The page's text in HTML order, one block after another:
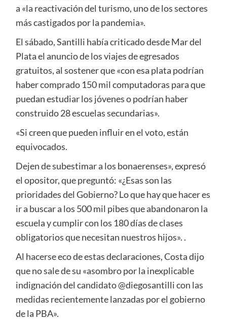
a «la reactivación del turismo, uno de los sectores
más castigados por la pandemia».
El sábado, Santilli había criticado desde Mar del
Plata el anuncio de los viajes de egresados
gratuitos, al sostener que «con esa plata podrían
haber comprado 150 mil computadoras para que
puedan estudiar los jóvenes o podrían haber
construido 28 escuelas secundarias».
«Si creen que pueden influir en el voto, están
equivocados.
Dejen de subestimar a los bonaerenses», expresó
el opositor, que preguntó: «¿Esas son las
prioridades del Gobierno? Lo que hay que hacer es
ir a buscar a los 500 mil pibes que abandonaron la
escuela y cumplir con los 180 días de clases
obligatorios que necesitan nuestros hijos». .
Al hacerse eco de estas declaraciones, Costa dijo
que no sale de su «asombro por la inexplicable
indignación del candidato @diegosantilli con las
medidas recientemente lanzadas por el gobierno
de la PBA».